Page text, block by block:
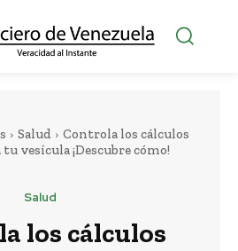
Salud
Controla los cálculos
vesícula ¡Descubre cómo!
Salud
los cálculos